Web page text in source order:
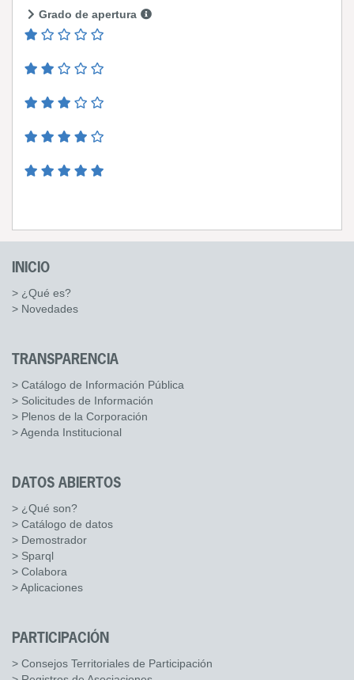
Grado de apertura
INICIO
> ¿Qué es?
> Novedades
TRANSPARENCIA
> Catálogo de Información Pública
> Solicitudes de Información
> Plenos de la Corporación
> Agenda Institucional
DATOS ABIERTOS
> ¿Qué son?
> Catálogo de datos
> Demostrador
> Sparql
> Colabora
> Aplicaciones
PARTICIPACIÓN
> Consejos Territoriales de Participación